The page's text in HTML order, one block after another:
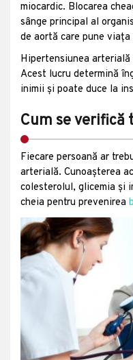
miocardic. Blocarea
sânge principal al
de aortă care pune viața
Hipertensiunea arterială
Acest lucru determină
inimii și poate duce la
Cum se
Fiecare persoană ar
arterială. Cunoașterea
colesterolul, glicemia și
cheia pentru prevenirea